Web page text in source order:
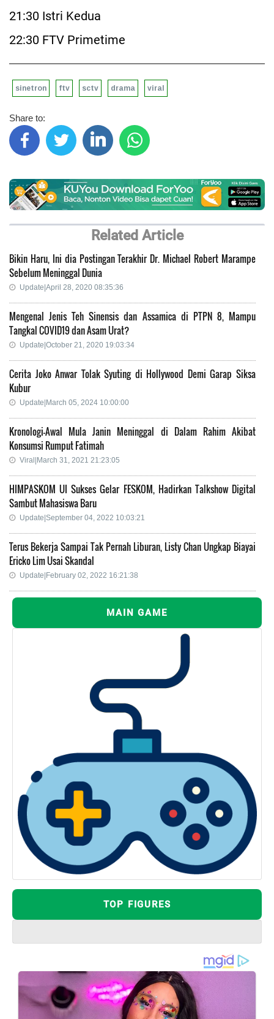
21:30 Istri Kedua
22:30 FTV Primetime
sinetron ftv sctv drama viral
Share to:
Related Article
Bikin Haru, Ini dia Postingan Terakhir Dr. Michael Robert Marampe
Sebelum Meninggal Dunia
Update|April 28, 2020 08:35:36
Mengenal Jenis Teh Sinensis dan Assamica di PTPN 8, Mampu
Tangkal COVID19 dan Asam Urat?
Update|October 21, 2020 19:03:34
Cerita Joko Anwar Tolak Syuting di Hollywood Demi Garap Siksa
Kubur
Update|March 05, 2024 10:00:00
Kronologi-Awal Mula Janin Meninggal di Dalam Rahim Akibat
Konsumsi Rumput Fatimah
Viral|March 31, 2021 21:23:05
HIMPASKOM UI Sukses Gelar FESKOM, Hadirkan Talkshow Digital
Sambut Mahasiswa Baru
Update|September 04, 2022 10:03:21
Terus Bekerja Sampai Tak Pernah Liburan, Listy Chan Ungkap Biayai
Ericko Lim Usai Skandal
Update|February 02, 2022 16:21:38
MAIN GAME
TOP FIGURES